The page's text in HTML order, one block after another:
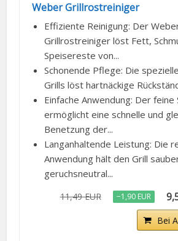
Weber Grillrostreiniger
Effiziente Reinigung: Der
Grillrostreiniger löst Fett,
Speisereste von...
Schonende Pflege: Die
Grills löst hartnäckige
Einfache Anwendung: Der feine
ermöglicht eine schnelle und
Benetzung der...
Langanhaltende Leistung: Die
Anwendung hält den Grill
geruchsneutral...
11,49 EUR −1,90 EUR
Bei